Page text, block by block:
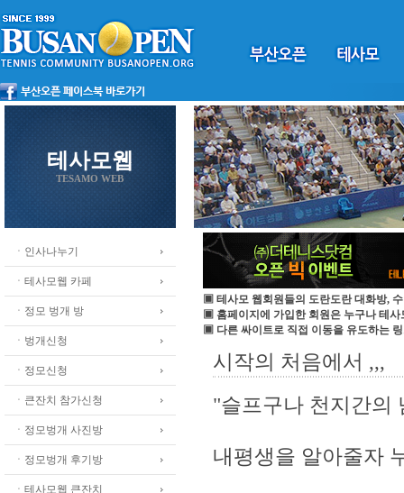
테사모웹
TESAMO WEB
ㆍ인사나누기
ㆍ테사모웹 카페
ㆍ정모 벙개 방
ㆍ벙개신청
ㆍ정모신청
ㆍ큰잔치 참가신청
ㆍ정모벙개 사진방
ㆍ정모벙개 후기방
ㆍ테사모웹 큰잔치
▣ 테사모 웹회원들의 도란도란 대화방,
▣ 홈페이지에 가입한 회원은 누구나 테사
▣ 다른 싸이트로 직접 이동을 유도하는
시작의 처음에서 ,,,
"슬프구나 천지간의
내평생을 알아줄자